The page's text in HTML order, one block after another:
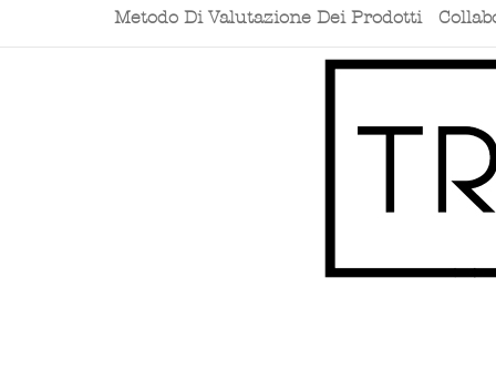
Metodo Di Valutazione Dei Prodotti